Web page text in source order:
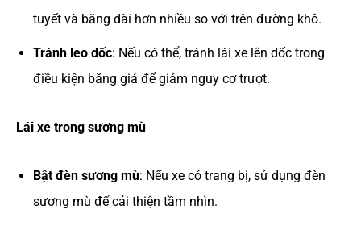
tuyết và băng dài hơn nhiều so với trên đường khô.
Tránh leo dốc: Nếu có thể, tránh lái xe lên dốc trong
điều kiện băng giá để giảm nguy cơ trượt.
Lái xe trong sương mù
Bật đèn sương mù: Nếu xe có trang bị, sử dụng đèn
sương mù để cải thiện tầm nhìn.